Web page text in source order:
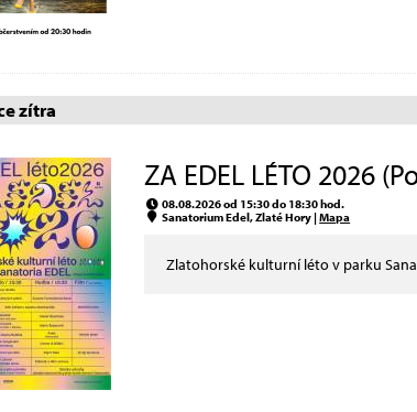
zítra
ZA EDEL LÉTO 2026
08.08.2026 od 15:30 do 18:30 hod.
Sanatorium Edel, Zlaté Hory |Mapa
Zlatohorské kulturní léto v parku